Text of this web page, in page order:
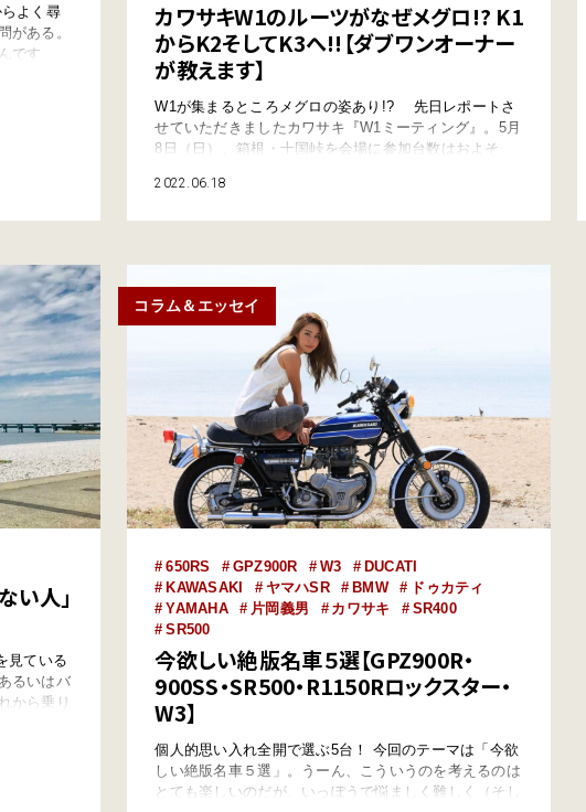
よく尋
がある。
です
仕事は
カワサキW1のルーツがなぜメグロ!? K1
からK2そしてK3へ!!【ダブワンオーナー
が教えます】
W1が集まるところメグロの姿あり!? 先日レポートさ
せていただきましたカワサキ『W1ミーティング』。5月
8日（日）、箱根・十国峠を会場に参加台数はおよそ
イクであるにも関わらず、熱きファンが押し寄せまし
2022.06.18
い人」
見ている
るいはバ
から乗り
紆余曲折
コラム＆エッセイ
650RS GPZ900R W3
DUCATI
KAWASAKI
ヤマハSR BMW
ドゥカティ
YAMAHA
片岡義男 カワサキ
SR400
SR500
今欲しい絶版名車５選【GPZ900R・
900SS・SR500・R1150Rロックスター・
W3】
個人的思い入れ全開で選ぶ5台！ 今回のテーマは「今欲
しい絶版名車５選」。うーん、こういうのを考えるのは
とても楽しいのだが、いっぽうで悩ましく難しく（そし